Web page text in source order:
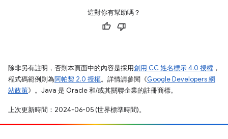
這對你有幫助嗎？
除非另有註明，否則本頁面中的內容是採用創用 CC 姓名標示 4.0 授權 ，
程式碼範例則為阿帕契 2.0 授權。詳情請參閱《Google Developers 網
站政策》。Java 是 Oracle 和/或其關聯企業的註冊商標。
上次更新時間：2024-06-05 (世界標準時間)。